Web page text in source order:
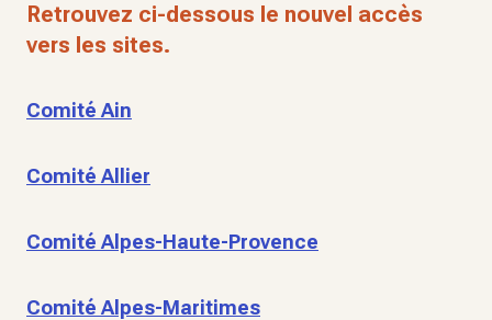
Retrouvez ci-dessous le nouvel accès
vers les sites.
Comité Ain
Comité Allier
Comité Alpes-Haute-Provence
Comité Alpes-Maritimes